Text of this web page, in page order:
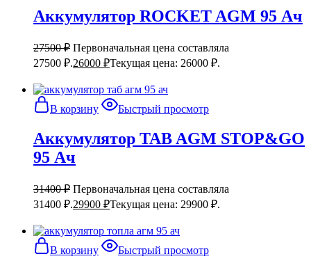
Аккумулятор ROCKET AGM 95 Ач
27500₽ Первоначальная цена составляла
27500 ₽.26000 ₽Текущая цена: 26000 ₽.
В корзину Быстрый просмотр
Аккумулятор TAB AGM STOP&GO
95 Ач
31400₽ Первоначальная цена составляла
31400 ₽.29900 ₽Текущая цена: 29900 ₽.
В корзину Быстрый просмотр